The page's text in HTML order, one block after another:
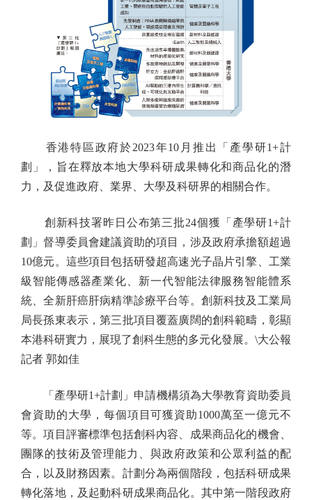
香港特區政府於2023年10月推出「產學研1+計
劃」，旨在釋放本地大學科研成果轉化和商品化的潛
力，及促進政府、業界、大學及科研界的相關合作。
創新科技署昨日公布第三批24個獲「產學研1+計
劃」督導委員會建議資助的項目，涉及政府承擔額超過
10億元。這些項目包括研發超高速光子晶片引擎、工業
級智能傳感器產業化、新一代智能法律服務智能體系
統、全新肝癌肝病精準診療平台等。創新科技及工業局
局長孫東表示，第三批項目覆蓋廣闊的創科範疇，彰顯
本港科研實力，展現了創科生態的多元化發展。\大公報
記者 郭如佳
「產學研1+計劃」申請機構須為大學教育資助委員
會資助的大學，每個項目可獲資助1000萬至一億元不
等。項目評審標準包括創科內容、成果商品化的機會、
團隊的技術及管理能力、與政府政策和公眾利益的配
合，以及財務因素。計劃分為兩個階段，包括科研成果
轉化落地，及起動科研成果商品化。其中第一階段政府